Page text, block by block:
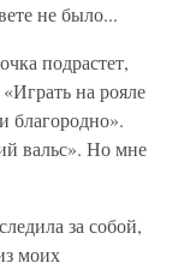
не было...
подрастет,
на рояле
благородно».
вальс». Но мне
за собой,
моих